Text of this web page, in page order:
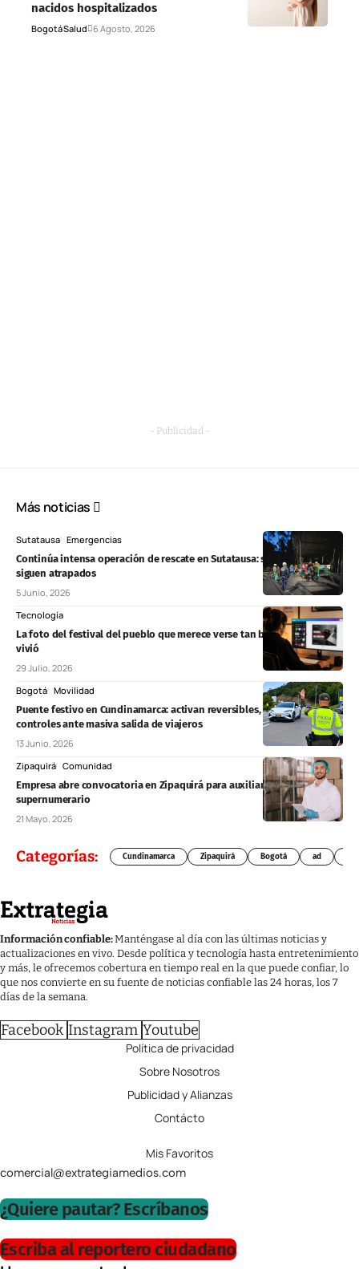
nacidos hospitalizados
BogotáSalud 6 Agosto, 2026
- Publicidad -
Más noticias
Sutatausa Emergencias
Continúa intensa operación de rescate en Sutatausa: seis mineros
siguen atrapados
5 Junio, 2026
Tecnología
La foto del festival del pueblo que merece verse tan bien como se
vivió
29 Julio, 2026
Bogotá Movilidad
Puente festivo en Cundinamarca: activan reversibles, drones y
controles ante masiva salida de viajeros
13 Junio, 2026
Zipaquirá Comunidad
Empresa abre convocatoria en Zipaquirá para auxiliar de producción
supernumerario
21 Mayo, 2026
Categorías: Cundinamarca Zipaquirá Bogotá ad
Información confiable:Manténgase al día con las últimas noticias y
actualizaciones en vivo. Desde política y tecnología hasta entretenimiento
y más, le ofrecemos cobertura en tiempo real en la que puede confiar, lo
que nos convierte en su fuente de noticias confiable las 24 horas, los 7
días de la semana.
Facebook Instagram Youtube
Política de privacidad
Sobre Nosotros
Publicidad y Alianzas
Contácto
Mis Favoritos
comercial@extrategiamedios.com
¿Quiere pautar? Escríbanos
Escriba al reportero ciudadano